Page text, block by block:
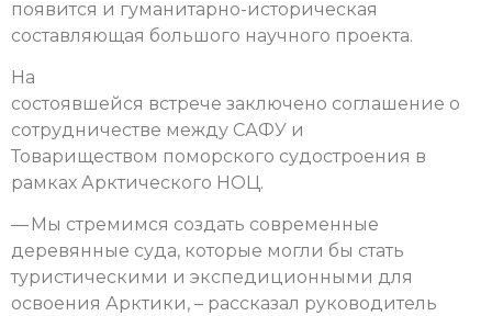
появится и гуманитарно-историческая
составляющая большого научного проекта.
На
состоявшейся встрече заключено соглашение о
сотрудничестве между САФУ и
Товариществом поморского судостроения в
рамках Арктического НОЦ.
— Мы стремимся создать современные
деревянные суда, которые могли бы стать
туристическими и экспедиционными для
освоения Арктики, – рассказал руководитель